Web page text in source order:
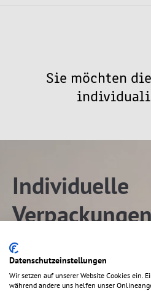
Sie möchten
Individuelle
nach Ihren
Ideen
Datenschutzeinstellungen
Wir setzen auf unserer Website Cookies ein.
während andere uns helfen unser